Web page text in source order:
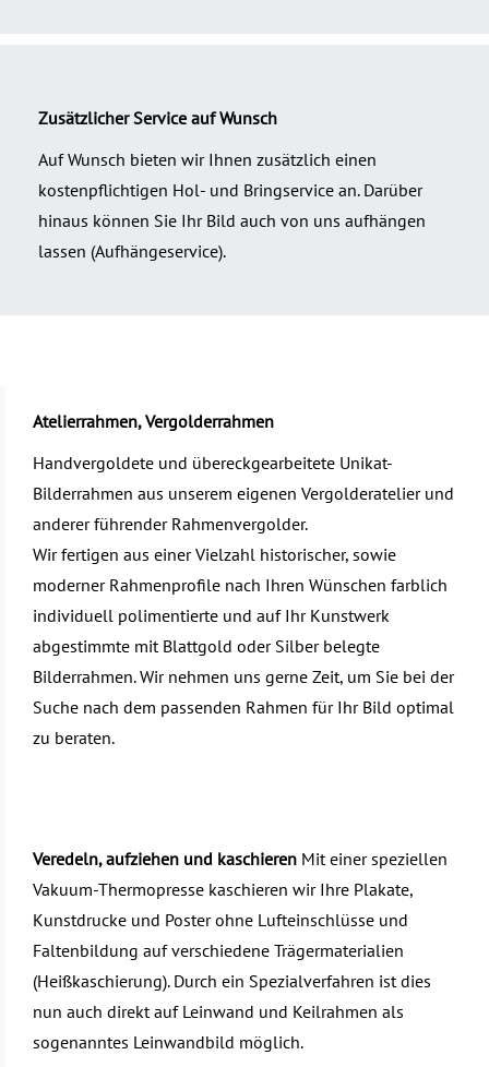
Zusätzlicher Service auf Wunsch
Auf Wunsch bieten wir Ihnen zusätzlich einen
kostenpflichtigen Hol- und Bringservice an. Darüber
hinaus können Sie Ihr Bild auch von uns aufhängen
lassen (Aufhängeservice).
Atelierrahmen, Vergolderrahmen
Handvergoldete und übereckgearbeitete Unikat-
Bilderrahmen aus unserem eigenen Vergolderatelier und
anderer führender Rahmenvergolder.
Wir fertigen aus einer Vielzahl historischer, sowie
moderner Rahmenprofile nach Ihren Wünschen farblich
individuell polimentierte und auf Ihr Kunstwerk
abgestimmte mit Blattgold oder Silber belegte
Bilderrahmen. Wir nehmen uns gerne Zeit, um Sie bei der
Suche nach dem passenden Rahmen für Ihr Bild optimal
zu beraten.
Veredeln, aufziehen und kaschieren Mit einer speziellen
Vakuum-Thermopresse kaschieren wir Ihre Plakate,
Kunstdrucke und Poster ohne Lufteinschlüsse und
Faltenbildung auf verschiedene Trägermaterialien
(Heißkaschierung). Durch ein Spezialverfahren ist dies
nun auch direkt auf Leinwand und Keilrahmen als
sogenanntes Leinwandbild möglich.